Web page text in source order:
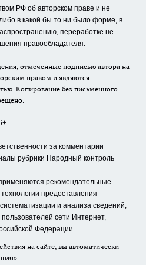
РФ об авторском праве и не
в какой бы то ни было форме, в
переработке не
правообладателя.
отмеченные подписью автора на
правом и являются
Копирование без письменного
за комментарии
рубрики Народный контроль
рекомендательные
предоставления
и анализа сведений,
сети Интернет,
Федерации.
на сайте, вы автоматически
»